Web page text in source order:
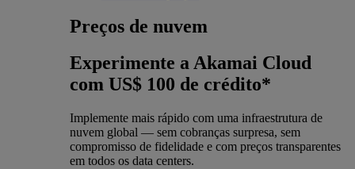
Preços de nuvem
Experimente a Akamai Cloud
com US$ 100 de crédito*
Implemente mais rápido com uma infraestrutura de
nuvem global — sem cobranças surpresa, sem
compromisso de fidelidade e com preços transparentes
em todos os data centers.